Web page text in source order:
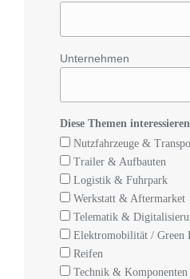
Unternehmen
Diese Themen
Nutzfahrzeuge &
Trailer & Aufbauten
Logistik & Fuhrpark
Werkstatt & Aftermarket
Telematik &
Elektromobilität / Green
Reifen
Technik & Komponenten